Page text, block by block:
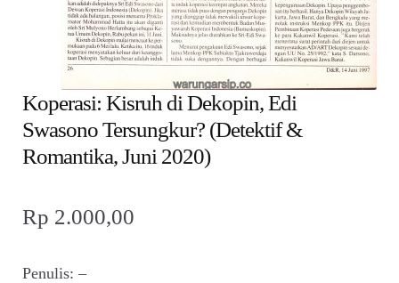
Koperasi: Kisruh di Dekopin, Edi
Swasono Tersungkur? (Detektif &
Romantika, Juni 2020)
Rp 2.000,00
Penulis: –